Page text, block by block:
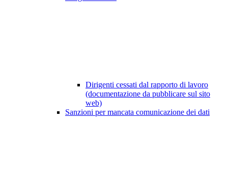
Dirigenti cessati dal rapporto di lavoro
(documentazione da pubblicare sul sito
web)
Sanzioni per mancata comunicazione dei dati